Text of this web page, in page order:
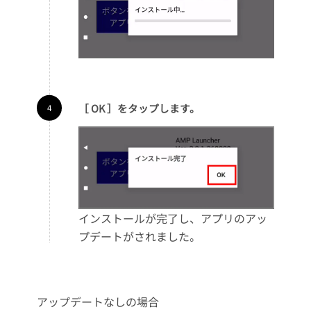
［ OK ］をタップします。
インストールが完了し、アプリのアッ
プデートがされました。
アップデートなしの場合